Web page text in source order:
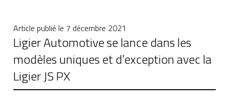
Article publié le 7 décembre 2021
Ligier Automotive se lance dans les
modèles uniques et d’exception avec la
Ligier JS PX